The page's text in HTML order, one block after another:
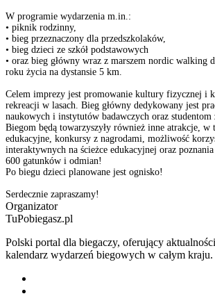
W programie wydarzenia m.in.:
• piknik rodzinny,
• bieg przeznaczony dla przedszkolaków,
• bieg dzieci ze szkół podstawowych
• oraz bieg główny wraz z marszem nordic walking
roku życia na dystansie 5 km.
Celem imprezy jest promowanie kultury fizycznej i
rekreacji w lasach. Bieg główny dedykowany jest
naukowych i instytutów badawczych oraz studentom
Biegom będą towarzyszyły również inne atrakcje,
edukacyjne, konkursy z nagrodami, możliwość
interaktywnych na ścieżce edukacyjnej oraz
600 gatunków i odmian!
Po biegu dzieci planowane jest ognisko!
Serdecznie zapraszamy!
Organizator
TuPobiegasz.pl
Polski portal dla biegaczy, oferujący
kalendarz wydarzeń biegowych w całym kraju.